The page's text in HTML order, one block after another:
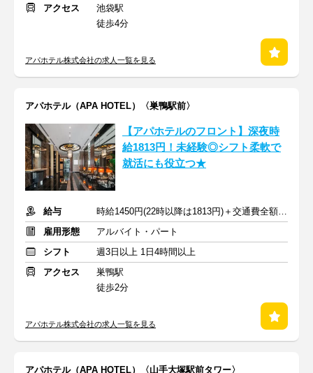
アクセス
池袋駅
徒歩4分
アパホテル株式会社の求人一覧を見る
アパホテル（APA HOTEL）〈巣鴨駅前〉
【アパホテルのフロント】深夜時
給1813円！未経験◎シフト柔軟で
就活にも役立つ★
給与
時給1450円(22時以降は1813円)＋交通費全額支給
雇用形態
アルバイト・パート
シフト
週3日以上 1日4時間以上
アクセス
巣鴨駅
徒歩2分
アパホテル株式会社の求人一覧を見る
アパホテル（APA HOTEL）〈山手大塚駅前タワー〉